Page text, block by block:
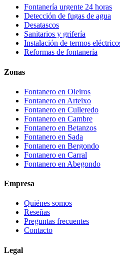
Fontanería urgente 24 horas
Detección de fugas de agua
Desatascos
Sanitarios y grifería
Instalación de termos
Reformas de fontanería
Zonas
Fontanero en Oleiros
Fontanero en Arteixo
Fontanero en Culleredo
Fontanero en Cambre
Fontanero en Betanzos
Fontanero en Sada
Fontanero en Bergondo
Fontanero en Carral
Fontanero en Abegondo
Empresa
Quiénes somos
Reseñas
Preguntas frecuentes
Contacto
Legal